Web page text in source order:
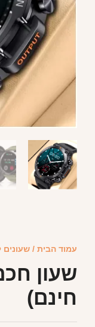
עמוד הבית / שעונים
שעון
חינם)